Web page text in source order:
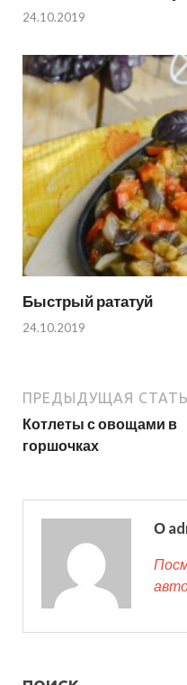
24.10.2019
Быстрый рататуй
24.10.2019
ПРЕДЫДУЩАЯ
Котлеты с овощами в
горшочках
О